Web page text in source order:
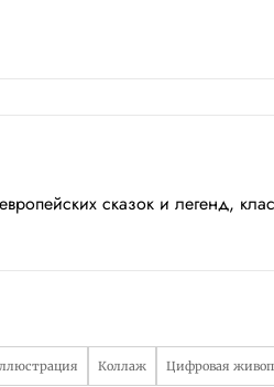
сказок и легенд,
Коллаж Цифровая